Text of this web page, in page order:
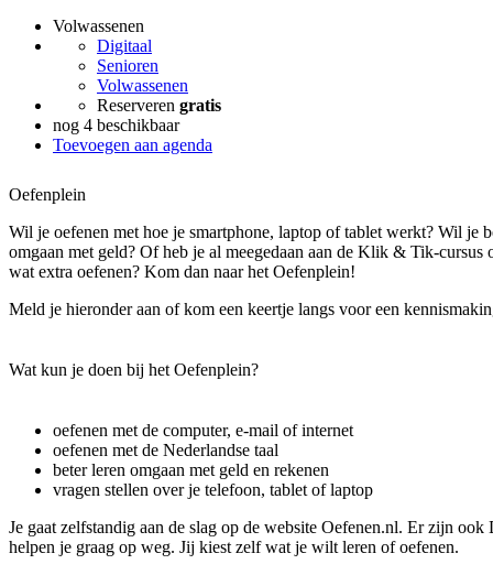
Volwassenen
Digitaal
Senioren
Volwassenen
Reserveren gratis
nog 4 beschikbaar
Toevoegen aan agenda
Oefenplein
Wil je oefenen met hoe je smartphone, laptop of tablet werkt? Wil je
omgaan met geld? Of heb je al meegedaan aan de Klik & Tik-
wat extra oefenen? Kom dan naar het Oefenplein!
Meld je hieronder aan of kom een keertje langs voor een
Wat kun je doen bij het Oefenplein?
oefenen met de computer, e-mail of internet
oefenen met de Nederlandse taal
beter leren omgaan met geld en rekenen
vragen stellen over je telefoon, tablet of laptop
Je gaat zelfstandig aan de slag op de website Oefenen.nl. Er zijn
helpen je graag op weg. Jij kiest zelf wat je wilt leren of oefenen.